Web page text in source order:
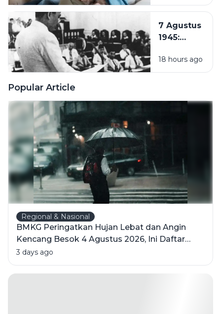
Hustle
Pentingnya
Quality
Bersama
7 Agustus
1945:
PPKI, Langkah
Penting
18 hours ago
Popular Article
Regional & Nasional
BMKG Peringatkan Hujan Lebat dan Angin
Kencang Besok 4 Agustus 2026, Ini Daftar
Wilayahnya
3 days ago